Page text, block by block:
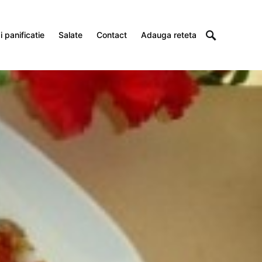
panificatie Salate Contact Adauga reteta